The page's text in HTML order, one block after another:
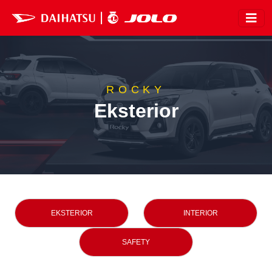
ROCKY
Eksterior
EKSTERIOR INTERIOR
SAFETY